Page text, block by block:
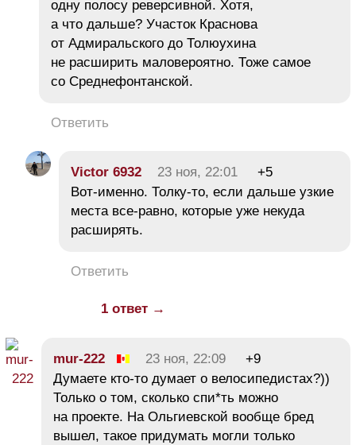
одну полосу реверсивной. Хотя,
а что дальше? Участок Краснова
от Адмиральского до Толюухина
не расширить маловероятно. Тоже самое
со Среднефонтанской.
Ответить
Victor 6932 23 ноя, 22:01
+5
Вот-именно. Толку-то, если дальше узкие
места все-равно, которые уже некуда
расширять.
Ответить
1 ответ →
mur-222 23 ноя, 22:09
+9
Думаете кто-то думает о велосипедистах?))
Только о том, сколько спи*ть можно
на проекте. На Ольгиевской вообще бред
вышел, такое придумать могли только